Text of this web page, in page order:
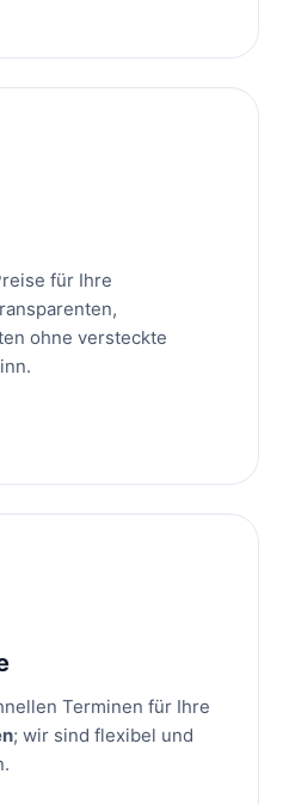
für Ihre
ohne versteckte
Terminen für Ihre
; wir sind flexibel und